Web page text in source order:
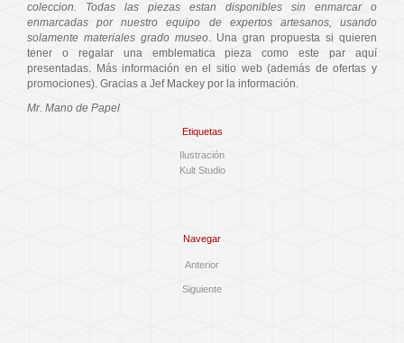
coleccion. Todas las piezas estan disponibles sin enmarcar o
enmarcadas por nuestro equipo de expertos artesanos, usando
solamente materiales grado museo . Una gran propuesta si quieren
tener o regalar una emblematica pieza como este par aquí
presentadas. Más información en el sitio web (además de ofertas y
promociones). Gracias a Jef Mackey por la información.
Mr. Mano de Papel
Etiquetas
Ilustración
Kult Studio
Navegar
Anterior
Siguiente